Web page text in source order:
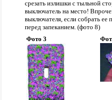
срезать излишки с тыльной
выключатель на место!
выключателя, если собрать ее
перед запеканием. (фото 8)
Фото 3